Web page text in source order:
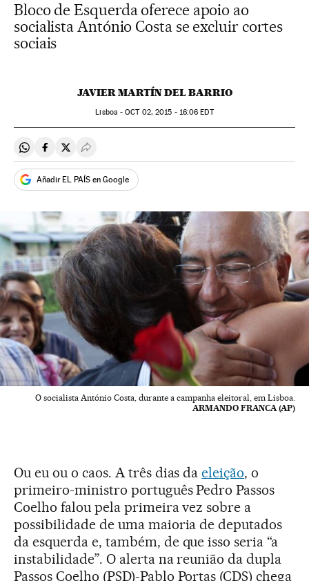
Bloco de Esquerda oferece apoio ao
socialista António Costa se excluir cortes
sociais
JAVIER MARTÍN DEL BARRIO
Lisboa -OCT02, 2015 - 16:06 EDT
Compartir en Whatsapp
Compartir en Facebook
Compartir en Twitter
Desplegar Redes Sociales
Añadir EL PAÍS en Google
O socialista António Costa, durante a campanha eleitoral, em Lisboa.
ARMANDO FRANCA (AP)
Ou eu ou o caos. A três dias daeleição, o
primeiro-ministro português Pedro Passos
Coelho falou pela primeira vez sobre a
possibilidade de uma maioria de deputados
da esquerda e, também, de que isso seria “a
instabilidade”. O alerta na reunião da dupla
Passos Coelho (PSD)-Pablo Portas (CDS) chega